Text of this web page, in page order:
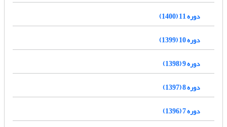
دوره 11 (1400)
دوره 10 (1399)
دوره 9 (1398)
دوره 8 (1397)
دوره 7 (1396)